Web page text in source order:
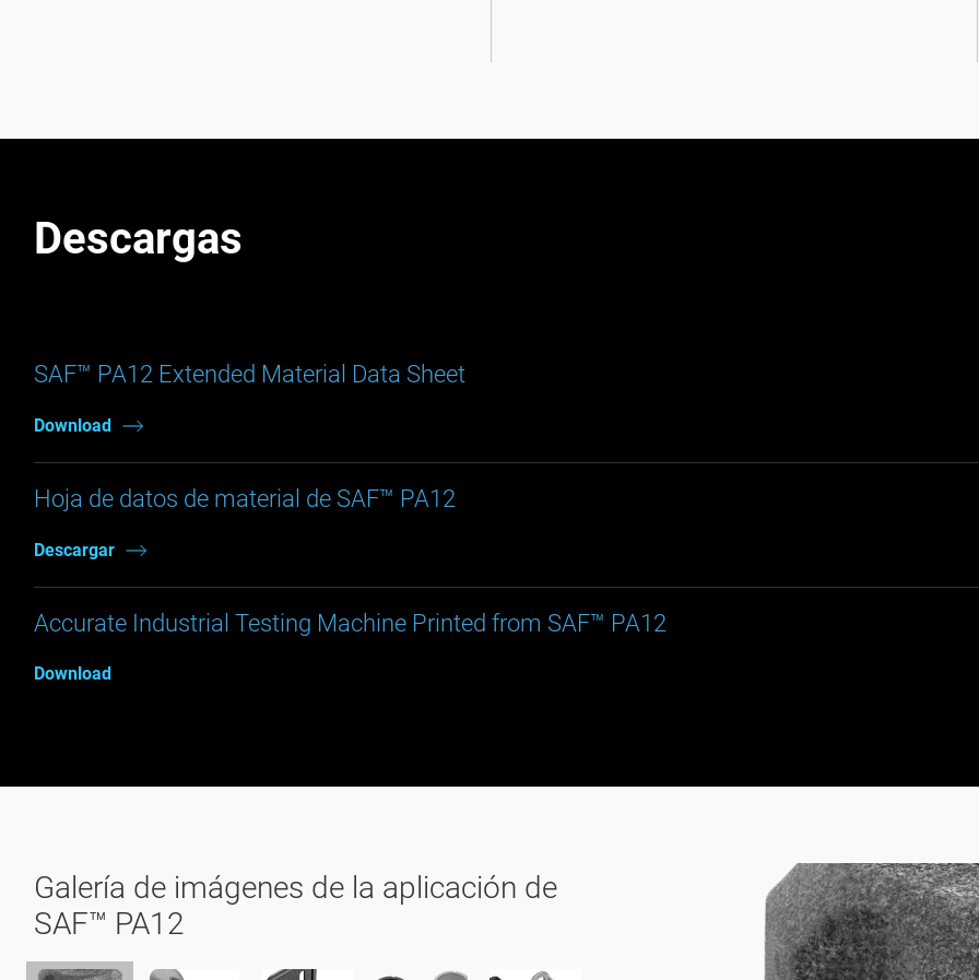
Descargas
SAF™ PA12 Extended Material Data Sheet
Download
Hoja de datos de material de SAF™ PA12
Descargar
Accurate Industrial Testing Machine Printed from SAF™ PA12
Download
Galería de imágenes de la aplicación de
SAF™ PA12